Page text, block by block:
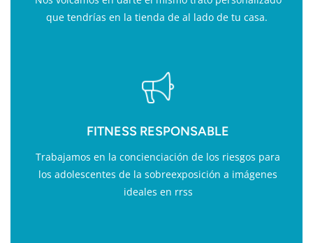
que tendrías en la tienda de al lado de tu casa.
FITNESS RESPONSABLE
Trabajamos en la concienciación de los riesgos para
los adolescentes de la sobreexposición a imágenes
ideales en rrss